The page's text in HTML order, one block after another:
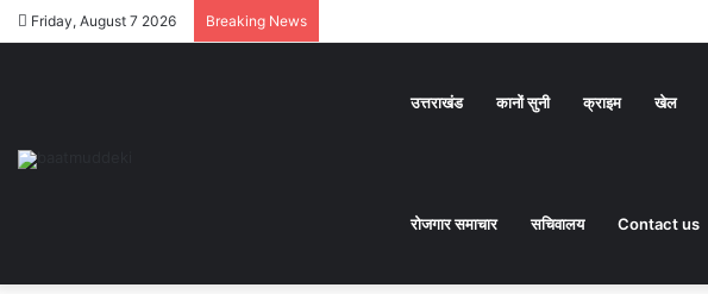
Friday, August 7 2026 Breaking News
उत्तराखंड कानों सुनी क्राइम खेल
रोजगार समाचार सचिवालय Contact us